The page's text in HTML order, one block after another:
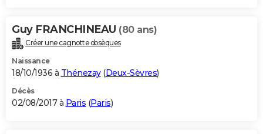
Guy FRANCHINEAU (80 ans)
Créer une cagnotte obsèques
Naissance
18/10/1936 à Thénezay(Deux-Sèvres)
Décès
02/08/2017 à Paris (Paris)